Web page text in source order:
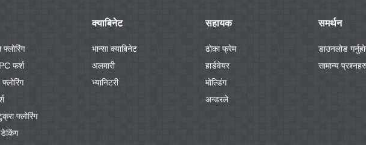
फर्श
फ्लोरिंग
फर्श
फ्लोरिंग
फ्लोरिंग
क्याबिनेट
भान्सा क्याबिनेट
अलमारी
भ्यानिटरी
सहायक
ढोका फ्रेम
हार्डवेयर
मोल्डिंग
अन्डरले
समर्थन
डाउनलोड
सामान्य